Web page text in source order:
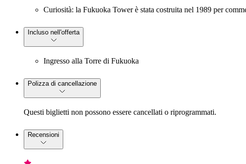
Curiosità: la Fukuoka Tower è stata costruita nel 1989 per
Incluso nell'offerta
Ingresso alla Torre di Fukuoka
Polizza di cancellazione
Questi biglietti non possono essere cancellati o riprogrammati.
Recensioni